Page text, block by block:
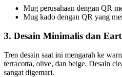
Mug perusahaan dengan QR
Mug kado dengan QR yang
3. Desain Minimalis dan
Tren desain saat ini mengarah ke
terracotta, olive, dan beige. Desain
sangat digemari.